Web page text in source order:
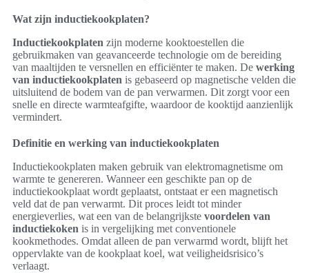
Wat zijn inductiekookplaten?
Inductiekookplaten zijn moderne kooktoestellen die
gebruikmaken van geavanceerde technologie om de bereiding
van maaltijden te versnellen en efficiënter te maken. De werking
van inductiekookplaten is gebaseerd op magnetische velden die
uitsluitend de bodem van de pan verwarmen. Dit zorgt voor een
snelle en directe warmteafgifte, waardoor de kooktijd aanzienlijk
vermindert.
Definitie en werking van inductiekookplaten
Inductiekookplaten maken gebruik van elektromagnetisme om
warmte te genereren. Wanneer een geschikte pan op de
inductiekookplaat wordt geplaatst, ontstaat er een magnetisch
veld dat de pan verwarmt. Dit proces leidt tot minder
energieverlies, wat een van de belangrijkste voordelen van
inductiekoken is in vergelijking met conventionele
kookmethodes. Omdat alleen de pan verwarmd wordt, blijft het
oppervlakte van de kookplaat koel, wat veiligheidsrisico’s
verlaagt.